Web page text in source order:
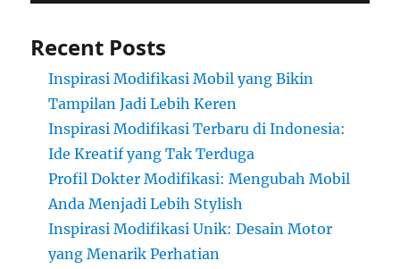
Recent Posts
Inspirasi Modifikasi Mobil yang Bikin
Tampilan Jadi Lebih Keren
Inspirasi Modifikasi Terbaru di Indonesia:
Ide Kreatif yang Tak Terduga
Profil Dokter Modifikasi: Mengubah Mobil
Anda Menjadi Lebih Stylish
Inspirasi Modifikasi Unik: Desain Motor
yang Menarik Perhatian